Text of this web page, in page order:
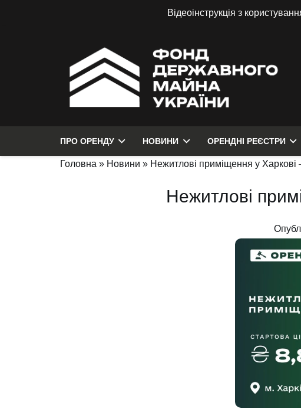
Відеоінструкція з
ПРО ОРЕНДУ НОВИНИ ОРЕНДНІ РЕЄСТРИ
Головна » Новини » Нежитлові приміщення у Харкові
Нежитлові